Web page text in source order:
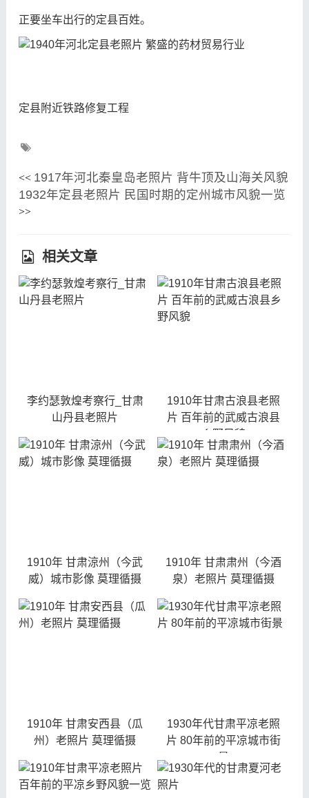
正要坐车出行的定县百姓。
定县附近铁路修复工程
<< 1917年河北秦皇岛老照片 背牛顶及山海关风貌
1932年定县老照片 民国时期的定州城市风貌一览
>>
相关文章
李约瑟敦煌考察行_甘肃
山丹县老照片
1910年甘肃古浪县老照
片 百年前的武威古浪县
1910年 甘肃涼州（今武
威）城市影像 莫理循摄
1910年 甘肃肃州（今酒
泉）老照片 莫理循摄
1910年 甘肃安西县（瓜
州）老照片 莫理循摄
1930年代甘肃平凉老照
片 80年前的平凉城市街